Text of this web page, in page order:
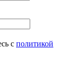
c политикой